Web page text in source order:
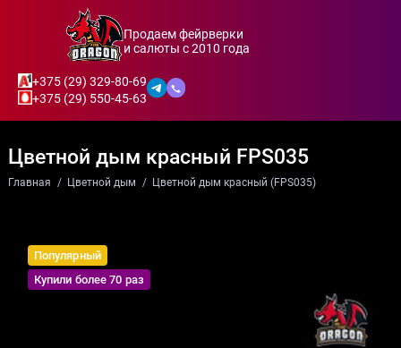
Продаем фейрверки
и салюты с 2010 года
+375 (29) 329-80-69
+375 (29) 550-45-63
Цветной дым красный FPS035
Главная Цветной дым Цветной дым красный (FPS035)
Популярный
Купили более 70 раз